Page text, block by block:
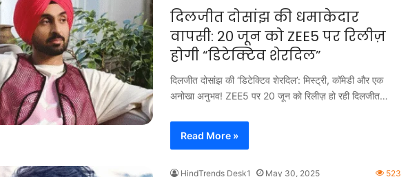
दिलजीत दोसांझ की धमाकेदार
वापसी: 20 जून को ZEE5 पर रिलीज़
होगी “डिटेक्टिव शेरदिल”
दिलजीत दोसांझ की ‘डिटेक्टिव शेरदिल’: मिस्ट्री, कॉमेडी और एक
अनोखा अनुभव! ZEE5 पर 20 जून को रिलीज़ हो रही दिलजीत…
Read More »
HindTrends Desk1 May 30, 2025 523